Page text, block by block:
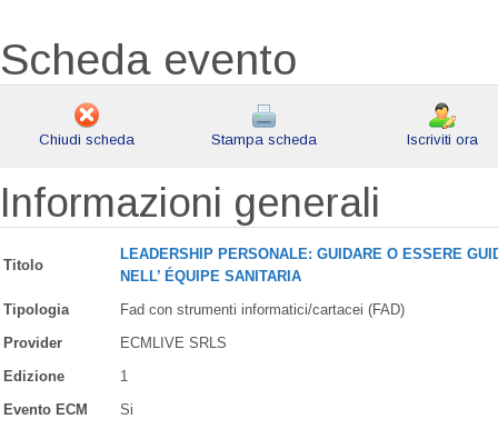
Scheda evento
Chiudi scheda Stampa scheda Iscriviti ora
Informazioni generali
Titolo
LEADERSHIP PERSONALE: GUIDARE O ESSERE
NELL’ ÉQUIPE SANITARIA
Tipologia
Fad con strumenti informatici/cartacei (FAD)
Provider
ECMLIVE SRLS
Edizione
1
Evento ECM
Si